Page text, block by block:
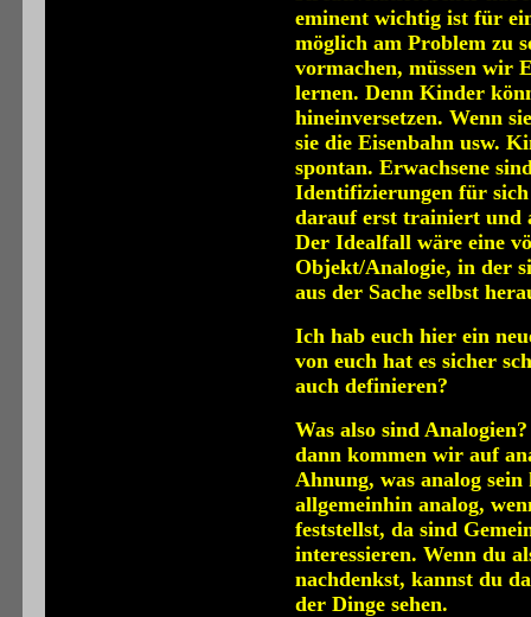
eminent wichtig ist für
möglich am Problem zu
vormachen, müssen wir
lernen. Denn Kinder
hineinversetzen. Wenn
sie die Eisenbahn usw.
spontan. Erwachsene
Identifizierungen für sich
darauf erst trainiert und
Der Idealfall wäre eine
Objekt/Analogie, in der
aus der Sache selbst
Ich hab euch hier ein
von euch hat es sicher
auch definieren?
Was also sind
dann kommen wir auf
Ahnung, was analog
allgemeinhin analog,
feststellst, da sind
interessieren. Wenn du
nachdenkst, kannst du
der Dinge sehen.